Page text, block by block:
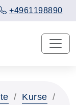
+4961198890
Kurse